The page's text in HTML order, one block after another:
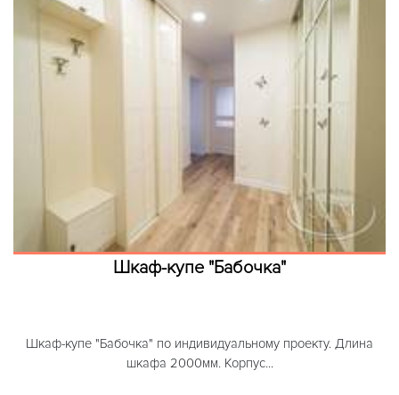
Шкаф-купе "Бабочка"
Шкаф-купе "Бабочка" по индивидуальному проекту. Длина
шкафа 2000мм. Корпус...